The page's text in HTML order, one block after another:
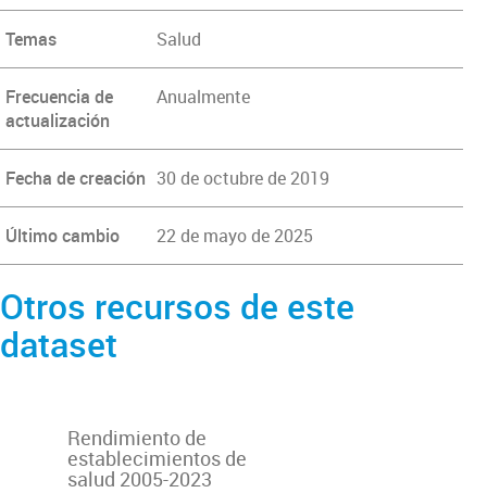
Temas Salud
Frecuencia de
actualización
Anualmente
Fecha de creación 30 de octubre de 2019
Último cambio 22 de mayo de 2025
Otros recursos de este
dataset
Rendimiento de
establecimientos de
salud 2005-2023